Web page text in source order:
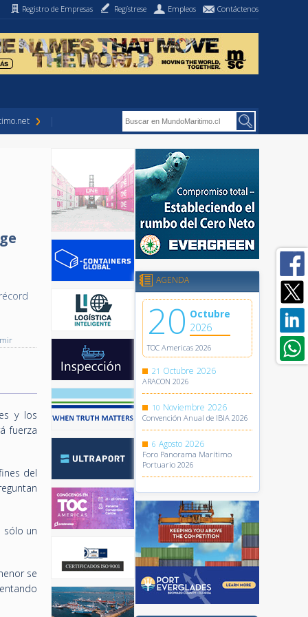
Registro de Empresas Regístrese Empleos Contáctenos
y los
fuerza
del
sólo un
se
AGENDA
20 Octubre
2026
TOC Americas 2026
21 Octubre 2026
ARACON 2026
10 Noviembre 2026
Convención Anual de IBIA 2026
6 Agosto 2026
Foro Panorama Marítimo
Portuario 2026